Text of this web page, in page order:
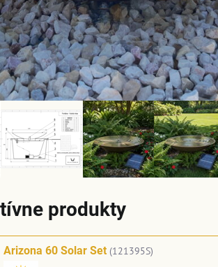
produkty
Arizona 60 Solar Set (121395S)